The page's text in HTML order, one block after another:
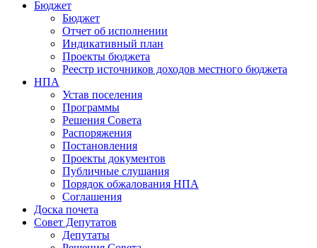
Бюджет
Бюджет
Отчет об исполнении
Индикативный план
Проекты бюджета
Реестр источников доходов местного бюджета
НПА
Устав поселения
Программы
Решения Совета
Распоряжения
Постановления
Проекты документов
Публичные слушания
Порядок обжалования НПА
Соглашения
Доска почета
Совет Депутатов
Депутаты